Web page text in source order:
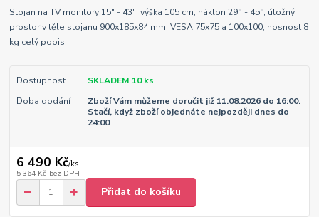
Stojan na TV monitory 15" - 43", výška 105 cm, náklon 29° - 45°, úložný
prostor v těle stojanu 900x185x84 mm, VESA 75x75 a 100x100, nosnost 8
kg celý popis
Dostupnost
SKLADEM 10 ks
Doba dodání
Zboží Vám můžeme doručit již 11.08.2026 do 16:00.
Stačí, když zboží objednáte nejpozději dnes do
24:00
6 490 Kč/ks
5 364 Kč bez DPH
Přidat do košíku